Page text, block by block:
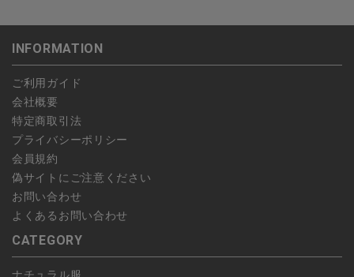
します。
予約商品など一部キャンセルが出来ない場合がございます。あら
かじめご了承ください。
こちら よりご依頼ください。
INFORMATION
ご利用ガイド
会社概要
特定商取引法
プライバシーポリシー
会員規約
偽サイトにご注意ください
お問い合わせ
よくあるお問い合わせ
CATEGORY
ナチュラル服